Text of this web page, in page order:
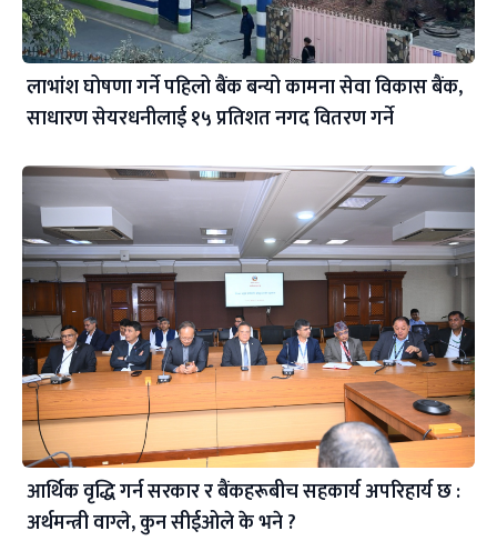
लाभांश घोषणा गर्ने पहिलो बैंक बन्यो कामना सेवा विकास बैंक,
साधारण सेयरधनीलाई १५ प्रतिशत नगद वितरण गर्ने
आर्थिक वृद्धि गर्न सरकार र बैंकहरूबीच सहकार्य अपरिहार्य छ :
अर्थमन्त्री वाग्ले, कुन सीईओले के भने ?